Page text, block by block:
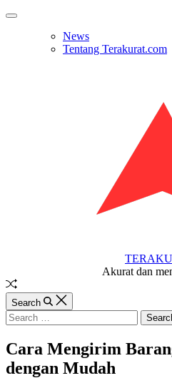
Skip
Off
News
Tentang Terakurat.com
Akurat dan
Random
Article
Search
Search
for:
Cara Mengirim
dengan Mudah